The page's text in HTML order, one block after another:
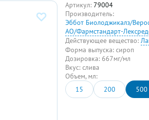
Артикул:79004
Производитель:
Эббот Биолоджикалз/
АО/Фармстандарт-
Действующее вещество:
Форма выпуска:сироп
Дозировка: 667мг/мл
Вкус:слива
Объем, мл:
15
200 500